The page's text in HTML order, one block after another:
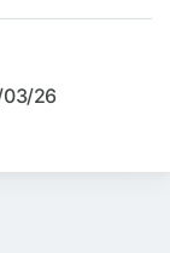
03/26